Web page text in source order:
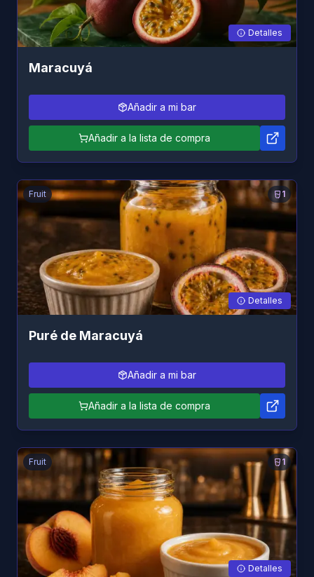
Detalles
Maracuyá
Añadir a mi bar
Añadir a la lista de compra
1
Fruit
Detalles
Puré de Maracuyá
Añadir a mi bar
Añadir a la lista de compra
1
Fruit
Detalles